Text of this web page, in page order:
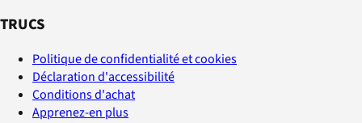
TRUCS
Politique de confidentialité et cookies
Déclaration d'accessibilité
Conditions d'achat
Apprenez-en plus